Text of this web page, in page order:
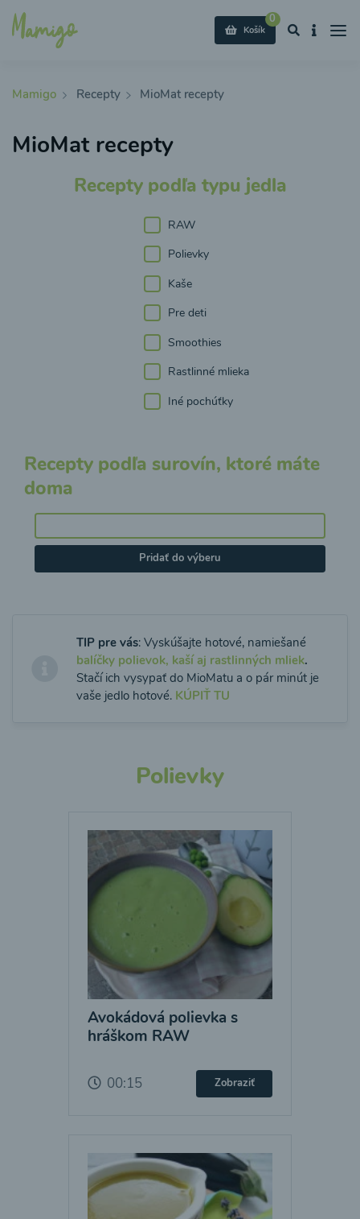
0
Košík
Mamigo Recepty MioMat recepty
MioMat recepty
Recepty podľa typu jedla
RAW
Polievky
Kaše
Pre deti
Smoothies
Rastlinné mlieka
Iné pochúťky
Recepty podľa surovín, ktoré máte
doma
Pridať do výberu
TIP pre vás: Vyskúšajte hotové, namiešané
balíčky polievok, kaší aj rastlinných mliek.
Stačí ich vysypať do MioMatu a o pár minút je
vaše jedlo hotové. KÚPIŤ TU
Polievky
Avokádová polievka s
hráškom RAW
00:15 Zobraziť